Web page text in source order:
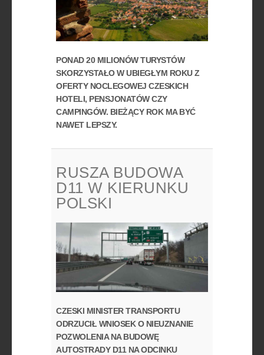
PONAD 20 MILIONÓW TURYSTÓW
SKORZYSTAŁO W UBIEGŁYM ROKU Z
OFERTY NOCLEGOWEJ CZESKICH
HOTELI, PENSJONATÓW CZY
CAMPINGÓW. BIEŻĄCY ROK MA BYĆ
NAWET LEPSZY.
RUSZA BUDOWA
D11 W KIERUNKU
POLSKI
CZESKI MINISTER TRANSPORTU
ODRZUCIŁ WNIOSEK O NIEUZNANIE
POZWOLENIA NA BUDOWĘ
AUTOSTRADY D11 NA ODCINKU